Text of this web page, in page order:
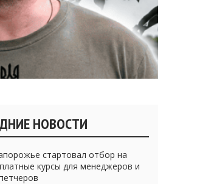
НОВОСТИ
стартовал отбор на
курсы для менеджеров и